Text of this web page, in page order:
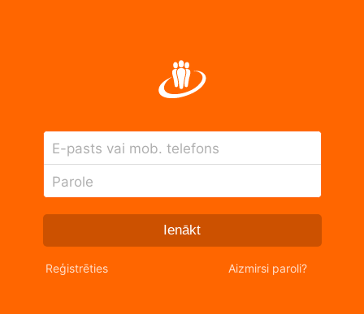
E-pasts vai mob. telefons
Parole
Ienākt
Reģistrēties Aizmirsi paroli?